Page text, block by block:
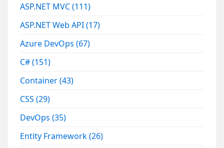
ASP.NET MVC(111)
ASP.NET Web API(17)
Azure DevOps(67)
C#(151)
Container(43)
CSS(29)
DevOps(35)
Entity Framework(26)